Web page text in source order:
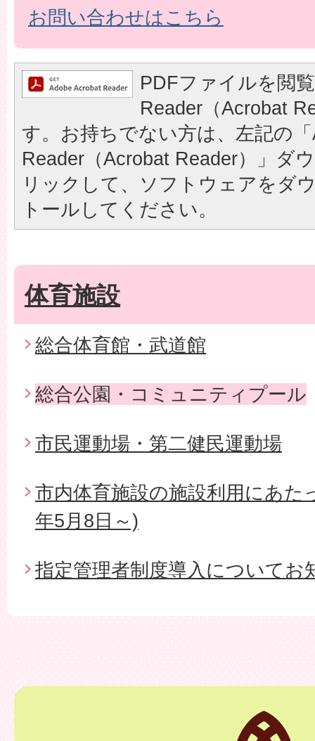
お問い合わせはこちら
PDFファイルを閲
Reader（Acrobat
す。お持ちでない方は、左記の
Reader（Acrobat Reader）」ダ
リックして、ソフトウェアをダ
トールしてください。
体育施設
総合体育館・武道館
総合公園・コミュニティプール
市民運動場・第二健民運動場
市内体育施設の施設利用にあた
年5月8日～)
指定管理者制度導入についてお